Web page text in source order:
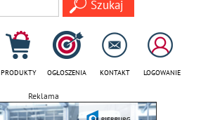
PRODUKTY OGŁOSZENIA KONTAKT LOGOWANIE
Reklama